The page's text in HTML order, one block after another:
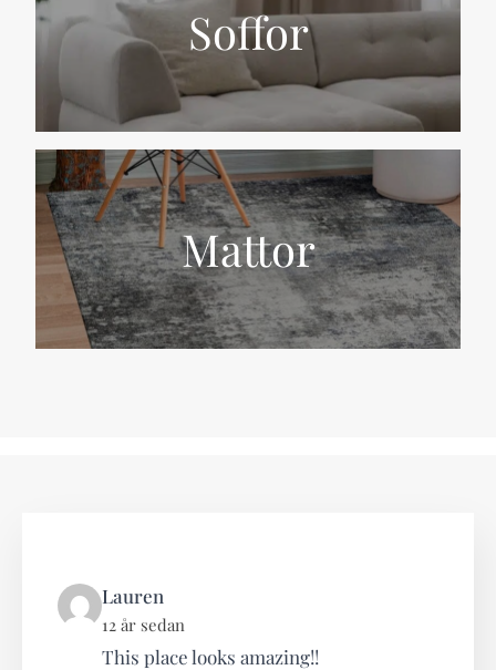
Soffor
Mattor
Lauren
12 år sedan
This place looks amazing!!